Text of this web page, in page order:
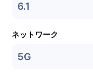
6.1
ネットワーク
5G